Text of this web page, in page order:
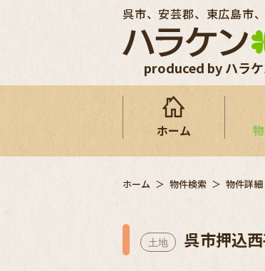
produced by ハラ
呉市、安芸郡、東広島市
ホーム
ホーム 物件検索 物件詳細
土地 呉市押込